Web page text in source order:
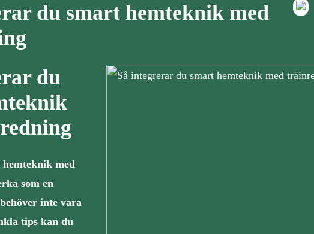
du smart hemteknik med
du
med
som en
inte vara
tips kan du